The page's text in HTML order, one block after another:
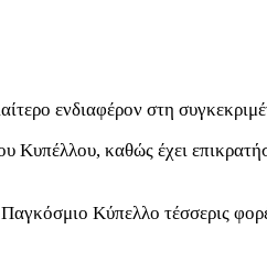
ενδιαφέρον στη
Κυπέλλου, καθώς έχει
Παγκόσμιο Κύπελλο τέσσερις